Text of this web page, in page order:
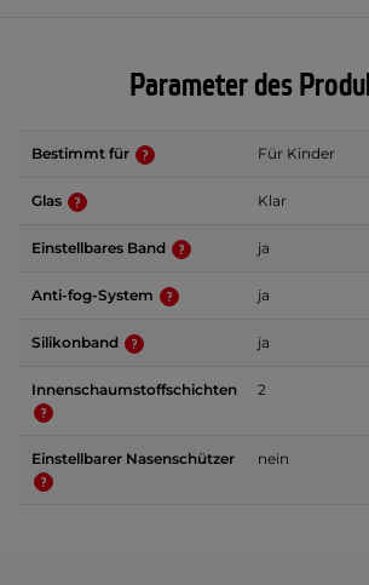
Parameter des
Bestimmt für Für Kinder
Glas Klar
Einstellbares Band ja
Anti-fog-System ja
Silikonband ja
Innenschaumstoffschichten 2
Einstellbarer Nasenschützer nein